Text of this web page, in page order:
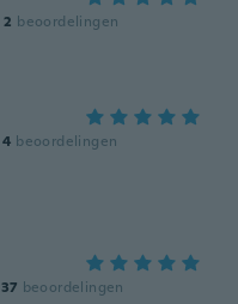
2 beoordelingen
4 beoordelingen
37 beoordelingen